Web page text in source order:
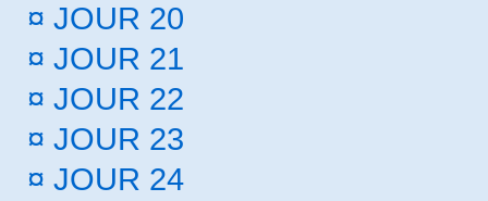
¤ JOUR 20
¤ JOUR 21
¤ JOUR 22
¤ JOUR 23
¤ JOUR 24